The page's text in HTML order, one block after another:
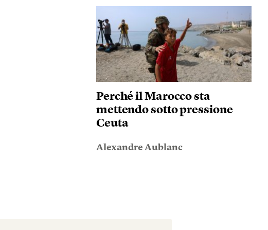
Perché il Marocco sta
mettendo sotto pressione
Ceuta
Alexandre Aublanc